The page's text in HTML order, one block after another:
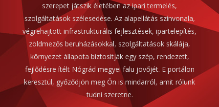
szerepet játszik életében az ipari termelés,
szolgáltatások szélesedése. Az alapellátás színvonala,
végrehajtott infrastrukturális fejlesztések, ipartelepítés,
zöldmezős beruházásokkal, szolgáltatások skálája,
környezet állapota biztosítják egy szép, rendezett,
fejlődésre ítélt Nógrád megyei falu jövőjét. E portálon
keresztül, győződjön meg Ön is mindarról, amit rólunk
tudni szeretne.